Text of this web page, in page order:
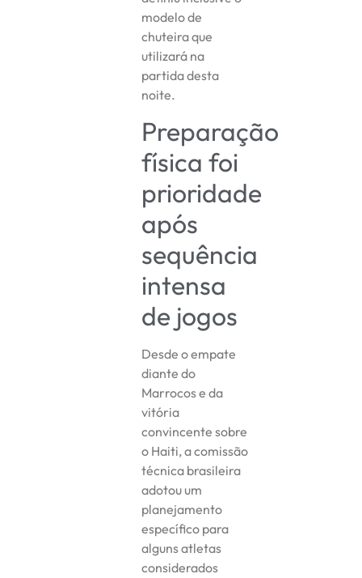
modelo de
chuteira que
utilizará na
partida desta
noite.
Preparação
física foi
prioridade
após
sequência
intensa
de jogos
Desde o empate
diante do
Marrocos e da
vitória
convincente sobre
o Haiti, a comissão
técnica brasileira
adotou um
planejamento
específico para
alguns atletas
considerados